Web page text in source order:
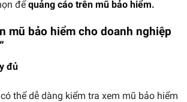
đểquảng cáo trên mũ bảo hiểm.
mũ bảo hiểm cho doanh nghiệp
đủ
thể dễ dàng kiểm tra xem mũ bảo hiểm